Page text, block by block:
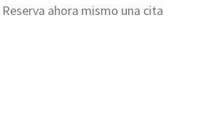
Reserva ahora mismo una cita